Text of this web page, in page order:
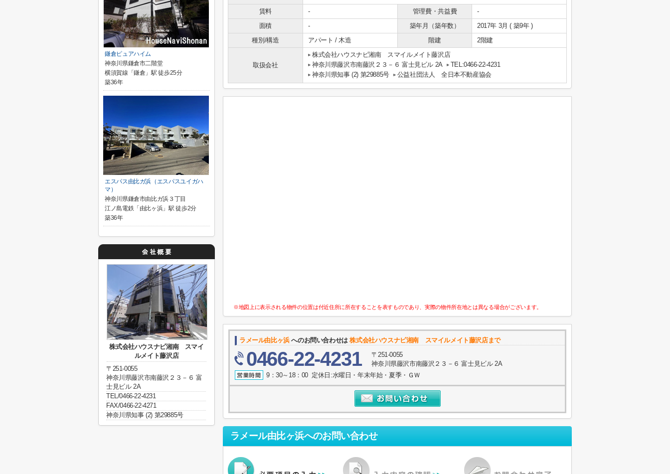
賃料 - 管理費・共益費
-
面積
- 築年月（築年数）
2017年 3月 ( 築9年 )
種別/構造
アパート / 木造 階建 2階建
取扱会社
株式会社ハウスナビ湘南 スマイルメイト藤沢店
神奈川県藤沢市南藤沢２３－６ 富士見ビル 2A
TEL:0466-22-4231
神奈川県知事 (2) 第29885号
公益社団法人 全日本不動産協会
※地図上に表示される物件の位置は付近住所に所在することを表すものであり、実際の物件所在地とは異なる場合がございます。
ラメール由比ヶ浜へのお問い合わせは株式会社ハウスナビ湘南 スマイルメイト藤沢店まで
0466-22-4231
〒251-0055
神奈川県藤沢市南藤沢２３－６ 富士見ビル 2A
9：30～18：00 定休日:水曜日・年末年始・夏季・ＧＷ
ラメール由比ヶ浜へのお問い合わせ
鎌倉ピュアハイム
神奈川県鎌倉市二階堂
横須賀線「鎌倉」駅 徒歩25分
築36年
エスパス由比ガ浜（エスパスユイガハ
マ）
神奈川県鎌倉市由比ガ浜３丁目
江ノ島電鉄「由比ヶ浜」駅 徒歩2分
築36年
株式会社ハウスナビ湘南 スマイ
ルメイト藤沢店
〒251-0055
神奈川県藤沢市南藤沢２３－６ 富
士見ビル 2A
TEL/0466-22-4231
FAX/0466-22-4271
神奈川県知事 (2) 第29885号